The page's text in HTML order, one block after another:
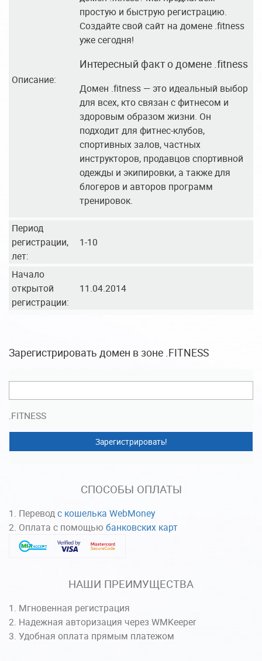
Описание:
простую и быструю регистрацию.
Создайте свой сайт на домене .fitness
уже сегодня!
Интересный факт о домене .fitness
Домен .fitness — это идеальный выбор
для всех, кто связан с фитнесом и
здоровым образом жизни. Он
подходит для фитнес-клубов,
спортивных залов, частных
инструкторов, продавцов спортивной
одежды и экипировки, а также для
блогеров и авторов программ
тренировок.
Период
регистрации,
лет:
1-10
Начало
открытой
регистрации:
11.04.2014
Зарегистрировать домен в зоне .FITNESS
.FITNESS
Зарегистрировать!
СПОСОБЫ ОПЛАТЫ
Переводс кошелька WebMoney
Оплата с помощью банковских карт
НАШИ ПРЕИМУЩЕСТВА
Мгновенная регистрация
Надежная авторизация через WMKeeper
Удобная оплата прямым платежом